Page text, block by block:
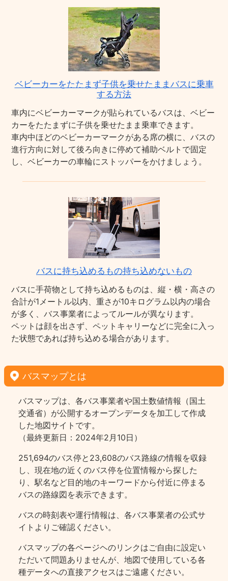
ベビーカーをたたまず子供を乗せたままバスに乗車
する方法
車内にベビーカーマークが貼られているバスは、ベビー
カーをたたまずに子供を乗せたまま乗車できます。
車内中ほどのベビーカーマークがある席の横に、バスの
進行方向に対して後ろ向きに停めて補助ベルトで固定
し、ベビーカーの車輪にストッパーをかけましょう。
バスに持ち込めるもの持ち込めないもの
バスに手荷物として持ち込めるものは、縦・横・高さの
合計が1メートル以内、重さが10キログラム以内の場合
が多く、バス事業者によってルールが異なります。
ペットは顔を出さず、ペットキャリーなどに完全に入っ
た状態であれば持ち込める場合があります。
バスマップとは
バスマップは、各バス事業者や国土数値情報（国土
交通省）が公開するオープンデータを加工して作成
した地図サイトです。
（最終更新日：2024年2月10日）
251,694のバス停と23,608のバス路線の情報を収録
し、現在地の近くのバス停を位置情報から探した
り、駅名など目的地のキーワードから付近に停まる
バスの路線図を表示できます。
バスの時刻表や運行情報は、各バス事業者の公式サ
イトよりご確認ください。
バスマップの各ページヘのリンクはご自由に設定い
ただいて問題ありませんが、地図で使用している各
種データへの直接アクセスはご遠慮ください。